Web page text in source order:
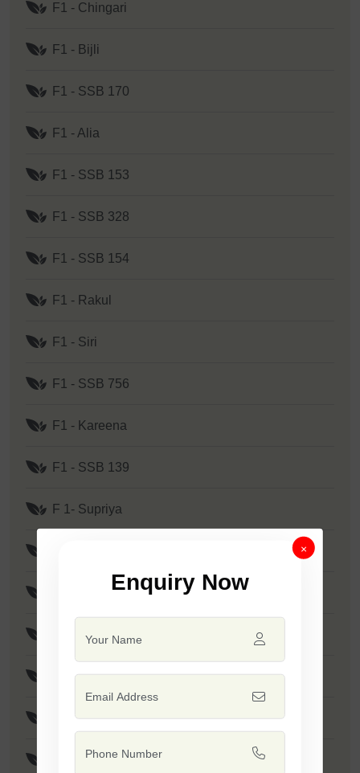
F1 - Chingari
F1 - Bijli
F1 - SSB 170
F1 - Alia
F1 - SSB 153
F1 - SSB 328
F1 - SSB 154
F1 - Rakul
F1 - Siri
F1 - SSB 756
F1 - Kareena
F1 - SSB 139
F 1- Supriya
F1 - SSB 807
F1 - Mallika
F1 - Tejas
F1 - Tadka
F1 - Minakshi / SSB 133
×
Enquiry Now